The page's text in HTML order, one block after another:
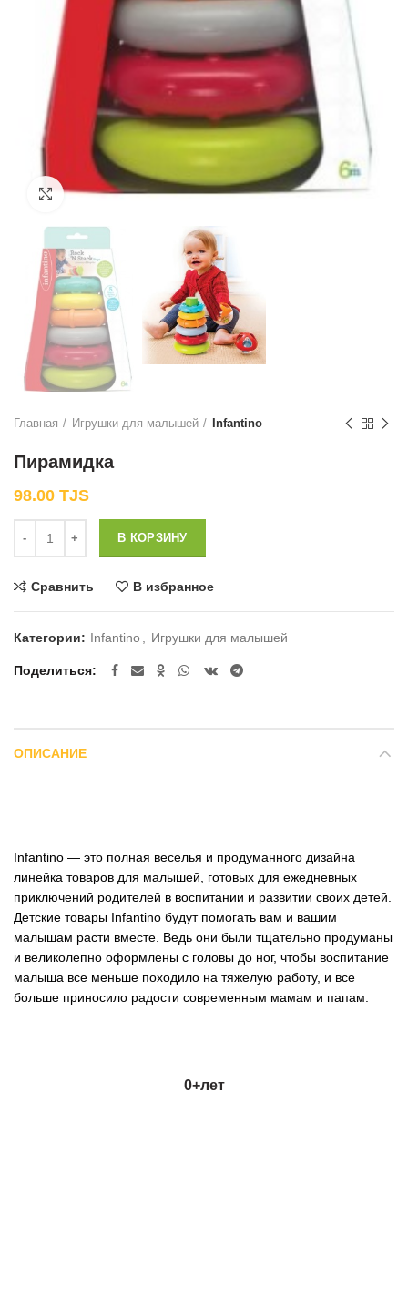
Нажмите, чтобы увеличить
Главная Игрушки для малышей Infantino
Пирамидка
98.00 TJS
В КОРЗИНУ
Сравнить В избранное
Категории: Infantino Игрушки для малышей
Поделиться
ОПИСАНИЕ
Infantino — это полная веселья и продуманного дизайна
линейка товаров для малышей, готовых для ежедневных
приключений родителей в воспитании и развитии своих детей.
Детские товары Infantino будут помогать вам и вашим
малышам расти вместе. Ведь они были тщательно продуманы
и великолепно оформлены с головы до ног, чтобы воспитание
малыша все меньше походило на тяжелую работу, и все
больше приносило радости современным мамам и папам.
0+лет